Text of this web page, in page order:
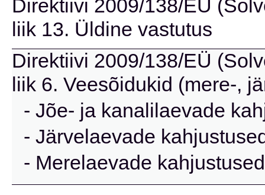
Direktiivi 2009/138/EÜ
liik 13. Üldine vastutus
Direktiivi 2009/138/EÜ
liik 6. Veesõidukid (mere-,
- Jõe- ja kanalilaevade
- Järvelaevade
- Merelaevade